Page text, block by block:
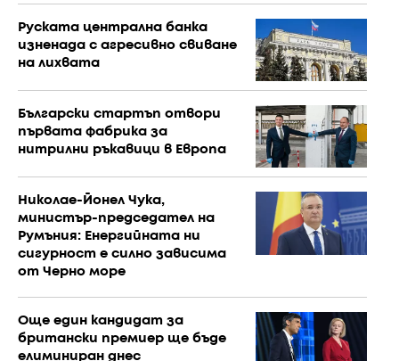
Руската централна банка
изненада с агресивно свиване
на лихвата
Български стартъп отвори
първата фабрика за
нитрилни ръкавици в Европа
Николае-Йонел Чука,
министър-председател на
Румъния: Енергийната ни
сигурност е силно зависима
от Черно море
Още един кандидат за
британски премиер ще бъде
елиминиран днес